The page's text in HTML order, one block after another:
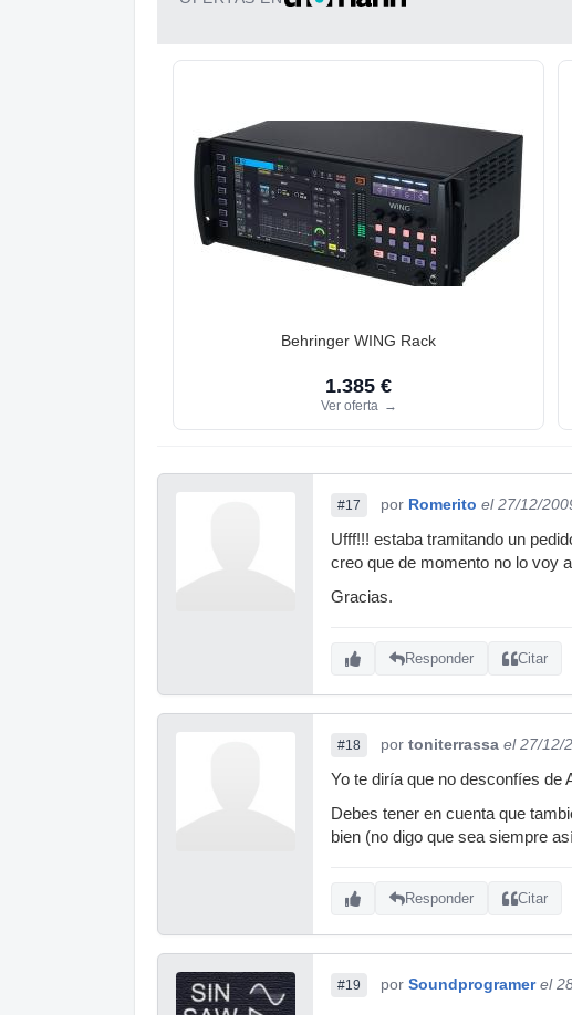
Behringer WING Rack
1.385 €
Ver oferta →
#17 por Romerito el 27/12/
Ufff!!! estaba tramitando un
creo que de momento no lo voy
Gracias.
Responder Citar
#18 por toniterrassa el 27/12/
Yo te diría que no desconfíes de
Debes tener en cuenta que
bien (no digo que sea siempre
Responder Citar
#19 por Soundprogramer el